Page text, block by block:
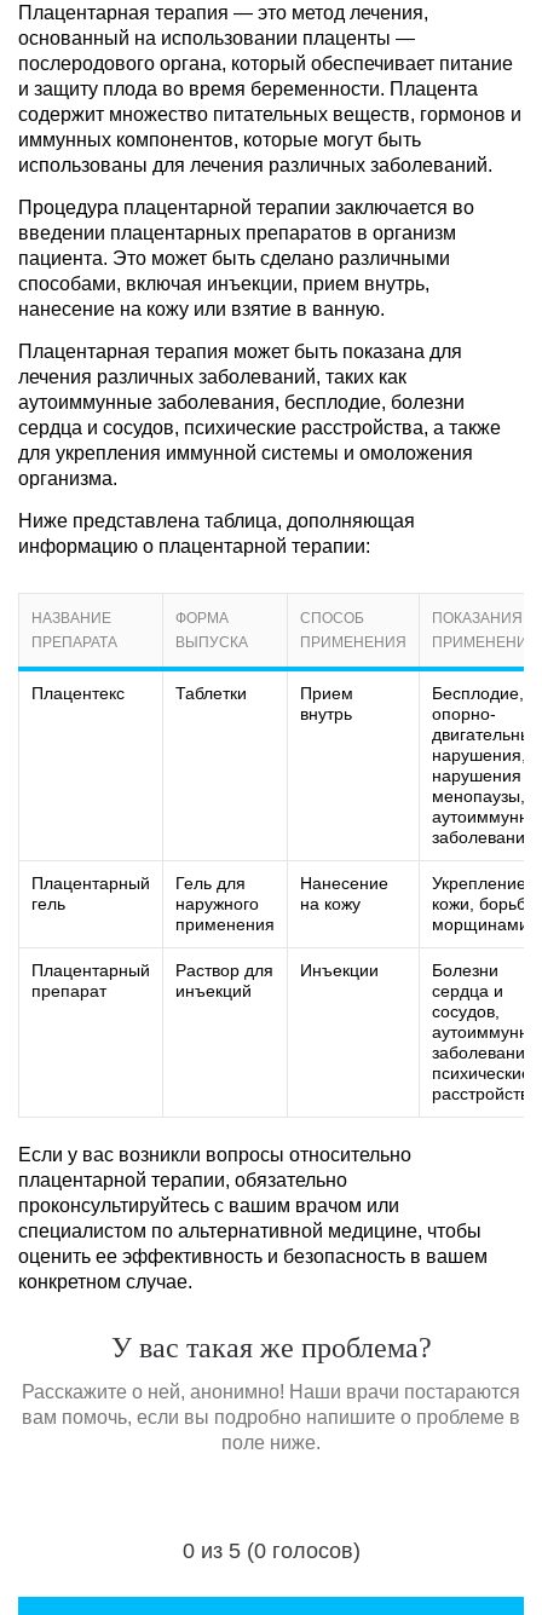
Плацентарная терапия — это метод лечения,
основанный на использовании плаценты —
послеродового органа, который обеспечивает питание
и защиту плода во время беременности. Плацента
содержит множество питательных веществ, гормонов и
иммунных компонентов, которые могут быть
использованы для лечения различных заболеваний.
Процедура плацентарной терапии заключается во
введении плацентарных препаратов в организм
пациента. Это может быть сделано различными
способами, включая инъекции, прием внутрь,
нанесение на кожу или взятие в ванную.
Плацентарная терапия может быть показана для
лечения различных заболеваний, таких как
аутоиммунные заболевания, бесплодие, болезни
сердца и сосудов, психические расстройства, а также
для укрепления иммунной системы и омоложения
организма.
Ниже представлена таблица, дополняющая
информацию о плацентарной терапии:
НАЗВАНИЕ
ПРЕПАРАТА
ФОРМА
ВЫПУСКА
СПОСОБ
ПРИМЕНЕНИЯ
ПОКАЗАНИЯ К
ПРИМЕНЕНИЮ
Плацентекс Таблетки
Прием
внутрь
Бесплодие,
опорно-
двигательные
нарушения,
нарушения
менопаузы,
заболевания
Плацентарный
гель
Гель для
наружного
применения
Нанесение
на кожу
Укрепление
кожи, борьба
морщинами
Плацентарный
препарат
Раствор для
инъекций
Инъекции
Болезни
сердца и
сосудов,
заболевания,
психические
расстройства
Если у вас возникли вопросы относительно
плацентарной терапии, обязательно
проконсультируйтесь с вашим врачом или
специалистом по альтернативной медицине, чтобы
оценить ее эффективность и безопасность в вашем
конкретном случае.
У вас такая же проблема?
Расскажите о ней, анонимно! Наши врачи постараются
вам помочь, если вы подробно напишите о проблеме в
поле ниже.
Загрузка...
0 из 5 (0 голосов)